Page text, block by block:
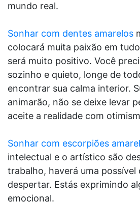
mundo real.
Sonhar com dentes amarelos
colocará muita paixão em
será muito positivo. Você
sozinho e quieto, longe de
encontrar sua calma interior.
animarão, não se deixe levar
aceite a realidade com
Sonhar com escorpiões
intelectual e o artístico são
trabalho, haverá uma possível
despertar. Estás exprimindo
emocional.